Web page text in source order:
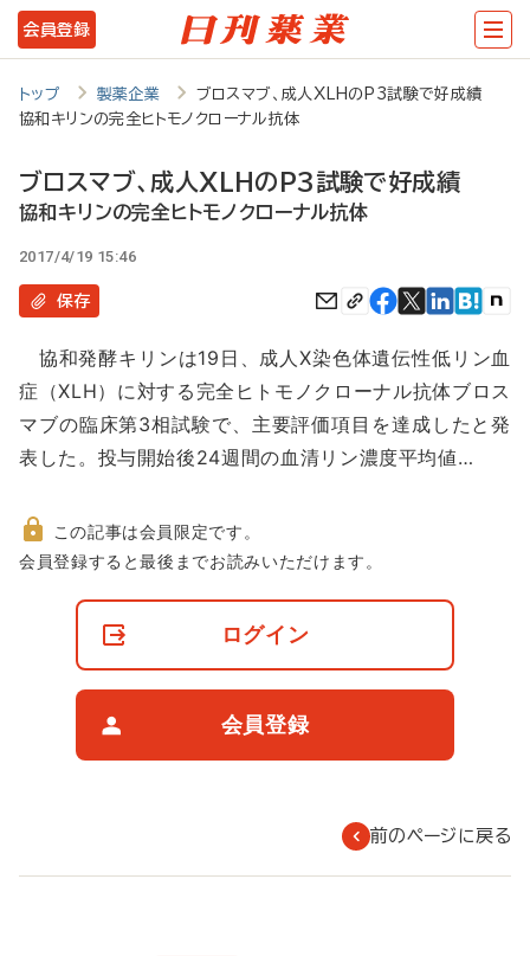
メ
イ
テ
ツ
に
動
会員登録
トップ 製薬企業
ブロスマブ、成人XLHのP3試験で好成績
協和キリンの完全ヒトモノクローナル抗体
ブロスマブ、成人XLHのP3試験で好成績
協和キリンの完全ヒトモノクローナル抗体
2017/4/19 15:46
保存
協和発酵キリンは19日、成人X染色体遺伝性低リン血
症（XLH）に対する完全ヒトモノクローナル抗体ブロス
マブの臨床第3相試験で、主要評価項目を達成したと発
表した。投与開始後24週間の血清リン濃度平均値…
非
この記事は会員限定です。
会員登録すると最後までお読みいただけます。
ログイン
会員登録
前のページに戻る